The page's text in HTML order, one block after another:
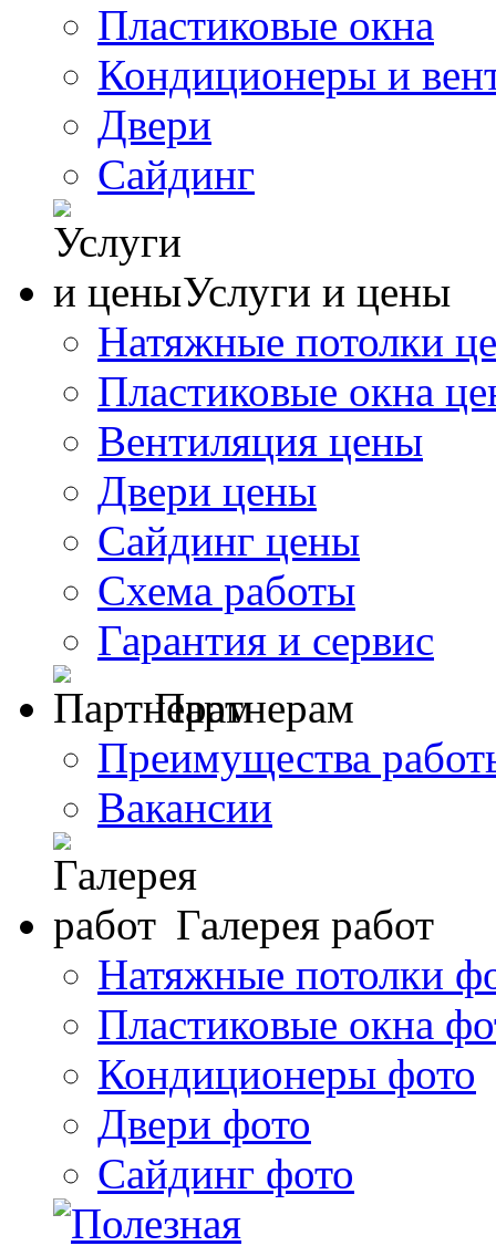
Пластиковые окна
Кондиционеры и
Двери
Сайдинг
Услуги и цены
Натяжные потолки
Пластиковые окна
Вентиляция цены
Двери цены
Сайдинг цены
Схема работы
Гарантия и сервис
Партнерам
Преимущества
Вакансии
Галерея работ
Натяжные потолки
Пластиковые окна
Кондиционеры фото
Двери фото
Сайдинг фото